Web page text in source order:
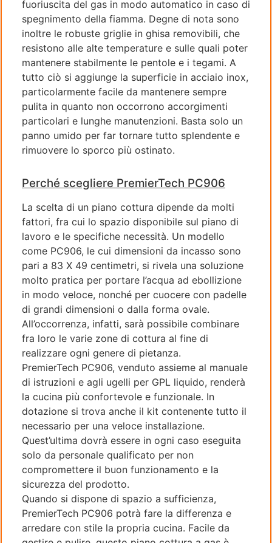
fuoriuscita del gas in modo automatico in caso di
spegnimento della fiamma. Degne di nota sono
inoltre le robuste griglie in ghisa removibili, che
resistono alle alte temperature e sulle quali poter
mantenere stabilmente le pentole e i tegami. A
tutto ciò si aggiunge la superficie in acciaio inox,
particolarmente facile da mantenere sempre
pulita in quanto non occorrono accorgimenti
particolari e lunghe manutenzioni. Basta solo un
panno umido per far tornare tutto splendente e
rimuovere lo sporco più ostinato.
Perché scegliere PremierTech PC906
La scelta di un piano cottura dipende da molti
fattori, fra cui lo spazio disponibile sul piano di
lavoro e le specifiche necessità. Un modello
come PC906, le cui dimensioni da incasso sono
pari a 83 X 49 centimetri, si rivela una soluzione
molto pratica per portare l’acqua ad ebollizione
in modo veloce, nonché per cuocere con padelle
di grandi dimensioni o dalla forma ovale.
All’occorrenza, infatti, sarà possibile combinare
fra loro le varie zone di cottura al fine di
realizzare ogni genere di pietanza.
PremierTech PC906, venduto assieme al manuale
di istruzioni e agli ugelli per GPL liquido, renderà
la cucina più confortevole e funzionale. In
dotazione si trova anche il kit contenente tutto il
necessario per una veloce installazione.
Quest’ultima dovrà essere in ogni caso eseguita
solo da personale qualificato per non
compromettere il buon funzionamento e la
sicurezza del prodotto.
Quando si dispone di spazio a sufficienza,
PremierTech PC906 potrà fare la differenza e
arredare con stile la propria cucina. Facile da